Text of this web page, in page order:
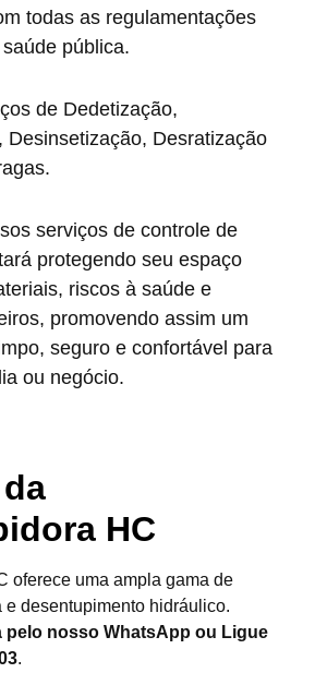
todas as regulamentações
pública.
de Dedetização,
Desinsetização, Desratização
serviços de controle de
protegendo seu espaço
riscos à saúde e
promovendo assim um
seguro e confortável para
ou negócio.
HC
oferece uma ampla gama de
desentupimento hidráulico.
pelo nosso WhatsApp ou Ligue
.